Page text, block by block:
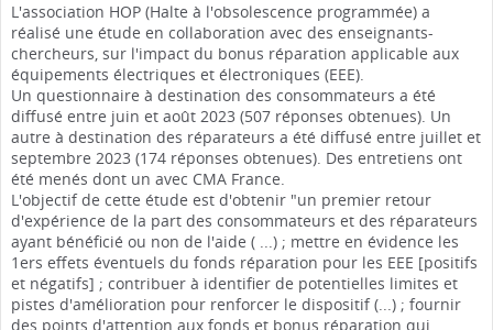
L'association HOP (Halte à l'obsolescence programmée) a
réalisé une étude en collaboration avec des enseignants-
chercheurs, sur l'impact du bonus réparation applicable aux
équipements électriques et électroniques (EEE).
Un questionnaire à destination des consommateurs a été
diffusé entre juin et août 2023 (507 réponses obtenues). Un
autre à destination des réparateurs a été diffusé entre juillet et
septembre 2023 (174 réponses obtenues). Des entretiens ont
été menés dont un avec CMA France.
L'objectif de cette étude est d'obtenir "un premier retour
d'expérience de la part des consommateurs et des réparateurs
ayant bénéficié ou non de l'aide ( ...) ; mettre en évidence les
1ers effets éventuels du fonds réparation pour les EEE [positifs
et négatifs] ; contribuer à identifier de potentielles limites et
pistes d'amélioration pour renforcer le dispositif (...) ; fournir
des points d'attention aux fonds et bonus réparation qui